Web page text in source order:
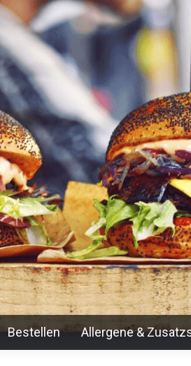
Bestellen Allergene &